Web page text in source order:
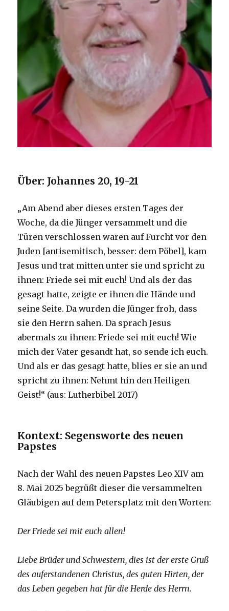
Über: Johannes 20, 19-21
„Am Abend aber dieses ersten Tages der
Woche, da die Jünger versammelt und die
Türen verschlossen waren auf Furcht vor den
Juden [antisemitisch, besser: dem Pöbel], kam
Jesus und trat mitten unter sie und spricht zu
ihnen: Friede sei mit euch! Und als der das
gesagt hatte, zeigte er ihnen die Hände und
seine Seite. Da wurden die Jünger froh, dass
sie den Herrn sahen. Da sprach Jesus
abermals zu ihnen: Friede sei mit euch! Wie
mich der Vater gesandt hat, so sende ich euch.
Und als er das gesagt hatte, blies er sie an und
spricht zu ihnen: Nehmt hin den Heiligen
Geist!“ (aus: Lutherbibel 2017)
Kontext: Segensworte des neuen
Papstes
Nach der Wahl des neuen Papstes Leo XIV am
8. Mai 2025 begrüßt dieser die versammelten
Gläubigen auf dem Petersplatz mit den Worten:
Der Friede sei mit euch allen!
Liebe Brüder und Schwestern, dies ist der erste Gruß
des auferstandenen Christus, des guten Hirten, der
das Leben gegeben hat für die Herde des Herrn.